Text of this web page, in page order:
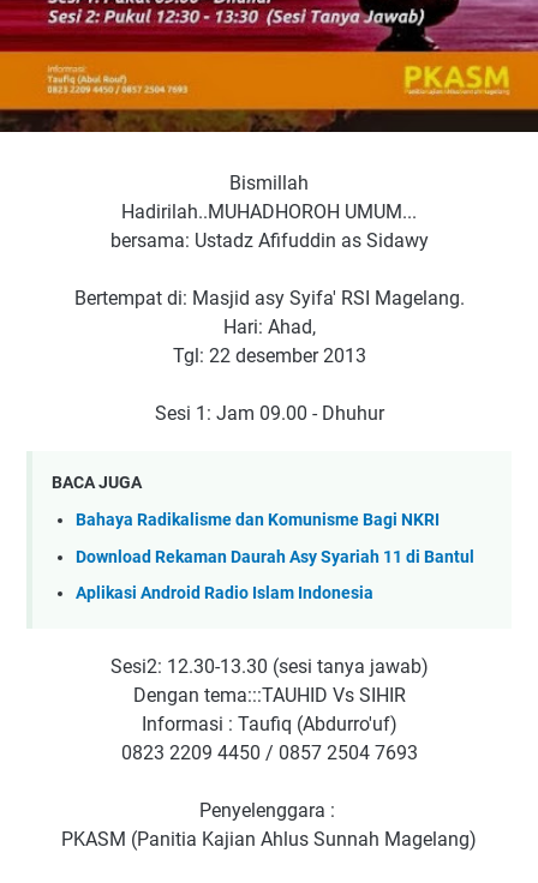
Bismillah
Hadirilah..MUHADHOROH UMUM...
bersama: Ustadz Afifuddin as Sidawy
Bertempat di: Masjid asy Syifa' RSI Magelang.
Hari: Ahad,
Tgl: 22 desember 2013
Sesi 1: Jam 09.00 - Dhuhur
BACA JUGA
Bahaya Radikalisme dan Komunisme Bagi NKRI
Download Rekaman Daurah Asy Syariah 11 di Bantul
Aplikasi Android Radio Islam Indonesia
Sesi2: 12.30-13.30 (sesi tanya jawab)
Dengan tema:::TAUHID Vs SIHIR
Informasi : Taufiq (Abdurro'uf)
0823 2209 4450 / 0857 2504 7693
Penyelenggara :
PKASM (Panitia Kajian Ahlus Sunnah Magelang)